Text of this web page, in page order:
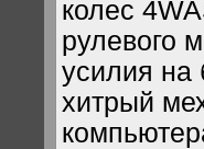
колес
рулевого
усилия на
хитрый